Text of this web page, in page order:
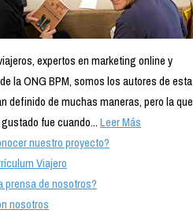
expertos en marketing online y
la ONG BPM, somos los autores de esta
definido de muchas maneras, pero la que
fue cuando...Leer Más
nuestro proyecto?
Viajero
prensa de nosotros?
nosotros